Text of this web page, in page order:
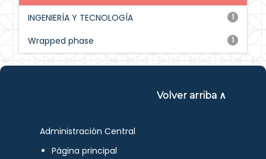
1
INGENIERÍA Y TECNOLOGÍA
1
Wrapped phase
Volver arriba ∧
Administración Central
Página principal